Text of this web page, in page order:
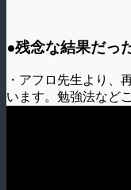
●残念な結果だっ
・アフロ先生より、
います。勉強法など